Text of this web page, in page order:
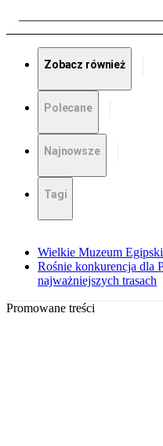
Zobacz również
Polecane
Najnowsze
Tagi
Wielkie Muzeum
Rośnie konkurencja dla
najważniejszych trasach
Promowane treści